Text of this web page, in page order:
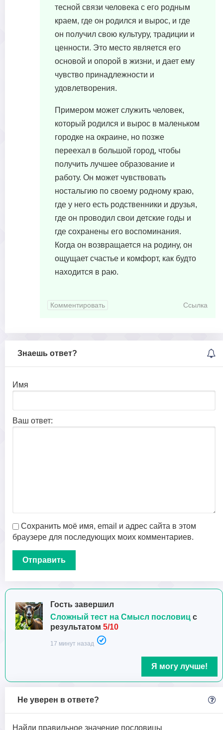
тесной связи человека с его родным
краем, где он родился и вырос, и где
он получил свою культуру, традиции и
ценности. Это место является его
основой и опорой в жизни, и дает ему
чувство принадлежности и
удовлетворения.
Примером может служить человек,
который родился и вырос в маленьком
городке на окраине, но позже
переехал в большой город, чтобы
получить лучшее образование и
работу. Он может чувствовать
ностальгию по своему родному краю,
где у него есть родственники и друзья,
где он проводил свои детские годы и
где сохранены его воспоминания.
Когда он возвращается на родину, он
ощущает счастье и комфорт, как будто
находится в раю.
Комментировать Ссылка
Знаешь ответ?
Имя
Ваш ответ:
Сохранить моё имя, email и адрес сайта в этом
браузере для последующих моих комментариев.
Гость завершил
Сложный тест на Смысл пословиц с
результатом 5/10
17 минут назад
Я могу лучше!
Не уверен в ответе?
Найди правильное значение пословицы